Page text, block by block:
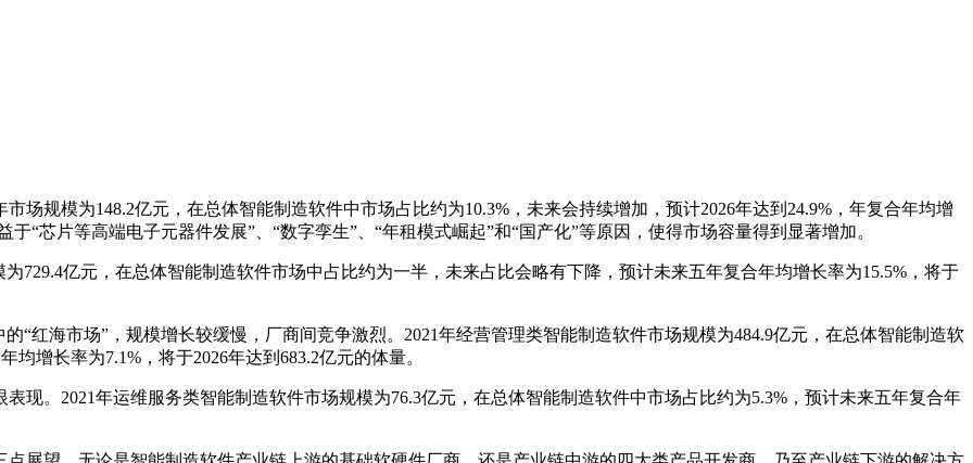
场规模为148.2亿元，在总体智能制造软件中市场占比约为10.3%，未来会持续增加，预计2026年达到24.9%，年复合年均增
“芯片等高端电子元器件发展”、“数字孪生”、“年租模式崛起”和“国产化”等原因，使得市场容量得到显著增加。
729.4亿元，在总体智能制造软件市场中占比约为一半，未来占比会略有下降，预计未来五年复合年均增长率为15.5%，将于
“红海市场”，规模增长较缓慢，厂商间竞争激烈。2021年经营管理类智能制造软件市场规模为484.9亿元，在总体智能制造软
增长率为7.1%，将于2026年达到683.2亿元的体量。
现。2021年运维服务类智能制造软件市场规模为76.3亿元，在总体智能制造软件中市场占比约为5.3%，预计未来五年复合年